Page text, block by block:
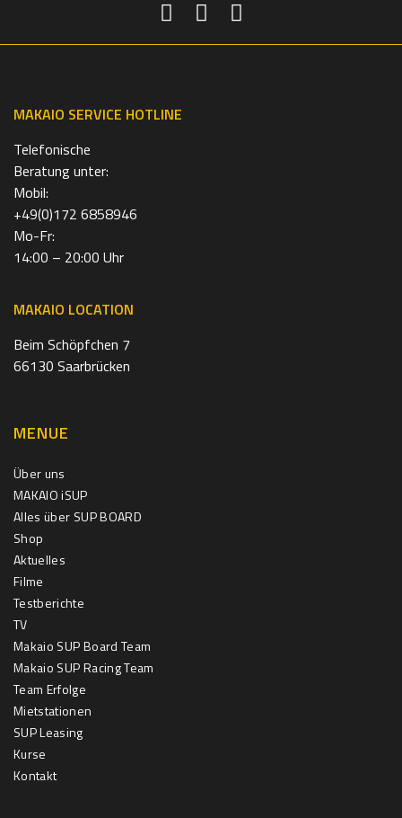
MAKAIO SERVICE HOTLINE
Telefonische
Beratung unter:
Mobil:
+49(0)172 6858946
Mo-Fr:
14:00 – 20:00 Uhr
MAKAIO LOCATION
Beim Schöpfchen 7
66130 Saarbrücken
MENUE
Über uns
MAKAIO iSUP
Alles über SUP BOARD
Shop
Aktuelles
Filme
Testberichte
TV
Makaio SUP Board Team
Makaio SUP Racing Team
Team Erfolge
Mietstationen
SUP Leasing
Kurse
Kontakt